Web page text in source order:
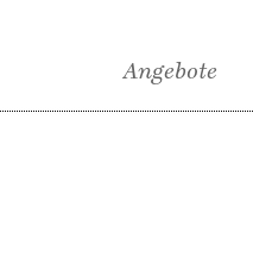
Angebote